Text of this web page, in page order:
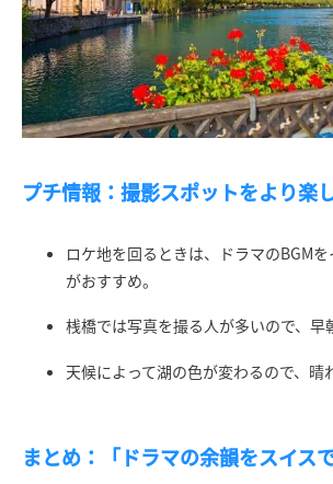
プチ情報：撮影スポットをより楽
ロケ地を回るときは、ドラマのBGM
がおすすめ。
桟橋では写真を撮る人が多いので、早
天候によって湖の色が変わるので、晴
まとめ：「ドラマの余韻をスイスで